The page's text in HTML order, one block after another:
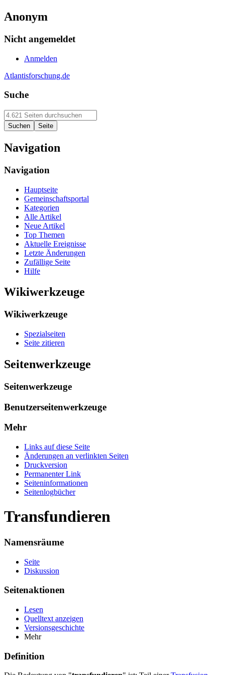
Anonym
Nicht angemeldet
Anmelden
Atlantisforschung.de
Suche
Navigation
Navigation
Hauptseite
Gemeinschaftsportal
Kategorien
Alle Artikel
Neue Artikel
Top Themen
Aktuelle Ereignisse
Letzte Änderungen
Zufällige Seite
Hilfe
Wikiwerkzeuge
Wikiwerkzeuge
Spezialseiten
Seite zitieren
Seitenwerkzeuge
Seitenwerkzeuge
Benutzerseitenwerkzeuge
Mehr
Links auf diese Seite
Änderungen an verlinkten Seiten
Druckversion
Permanenter Link
Seiten­informationen
Seitenlogbücher
Transfundieren
Namensräume
Seite
Diskussion
Seitenaktionen
Lesen
Quelltext anzeigen
Versionsgeschichte
Mehr
Definition